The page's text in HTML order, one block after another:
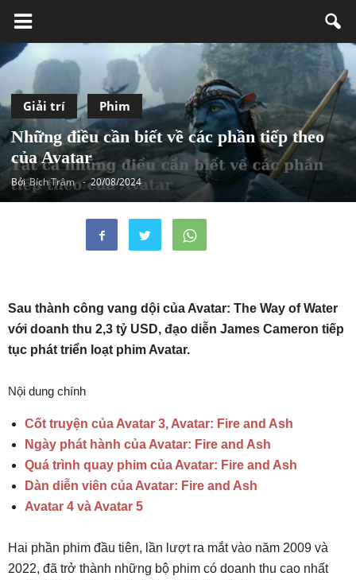
Giải trí Phim
Những điều cần biết về các phần tiếp theo
của Avatar
BởiBích Trâm - 20/08/2024
Sau thành công vang dội của Avatar: The Way of Water
với doanh thu 2,3 tỷ USD, đạo diễn James Cameron tiếp
tục phát triển loạt phim Avatar.
Nội dung chính
Cốt truyện của Avatar 3, Avatar: Fire and Ash
Ngày phát hành của Avatar: Fire and Ash
Quá trình quay phim của Avatar: Fire and Ash
Dàn diễn viên của Avatar: Fire and Ash
Avatar 4 và Avatar 5
Hai phần phim đầu tiên, lần lượt ra mắt vào năm 2009 và
2022, đã trở thành những bộ phim có doanh thu cao nhất